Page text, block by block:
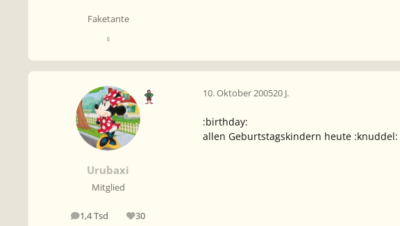
Faketante
♀
Urubaxi
Mitglied
1,4 Tsd
Beiträge 30
Reputation
10. Oktober 200520 J.
:birthday:
allen Geburtstagskindern heute :knuddel: